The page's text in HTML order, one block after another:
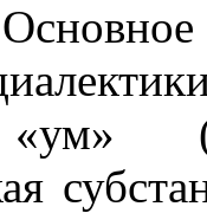
«ум»